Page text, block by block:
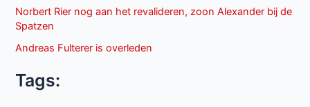
Norbert Rier nog aan het revalideren, zoon Alexander bij de
Spatzen
Andreas Fulterer is overleden
Tags: